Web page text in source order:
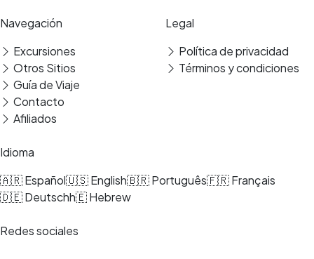
Traslado
Navegación
Excursiones
Otros Sitios
Guía de Viaje
Contacto
Afiliados
Legal
Política de privacidad
Términos y condiciones
Idioma
🇦🇷 Español🇺🇸 English🇧🇷 Português🇫🇷 Français
🇩🇪 Deutschh🇪 Hebrew
Redes sociales